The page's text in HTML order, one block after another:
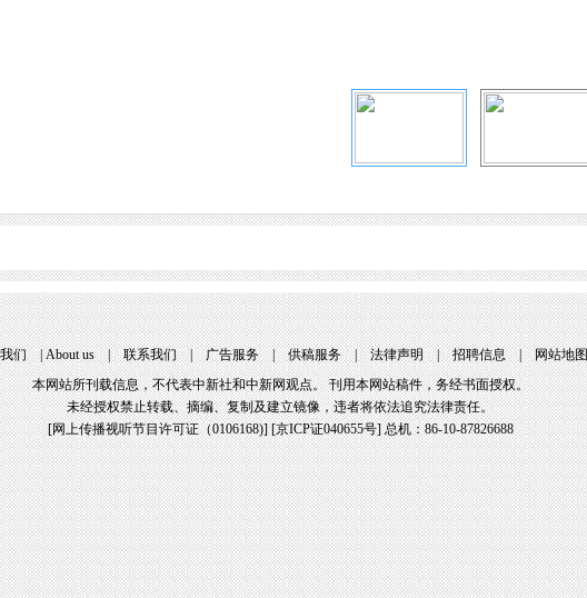
们|About us|联系我们|广告服务|供稿服务|法律声明|招聘信息|网站地图
本网站所刊载信息，不代表中新社和中新网观点。 刊用本网站稿件，务经书面授权。
未经授权禁止转载、摘编、复制及建立镜像，违者将依法追究法律责任。
[网上传播视听节目许可证（0106168)] [京ICP证040655号] 总机：86-10-87826688